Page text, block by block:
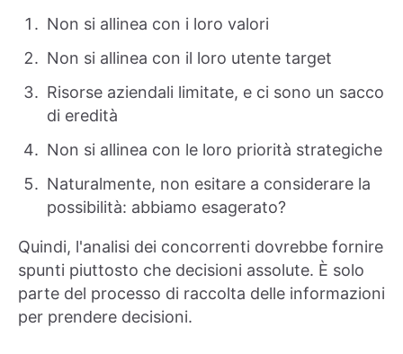
Non si allinea con i loro valori
Non si allinea con il loro utente target
Risorse aziendali limitate, e ci sono un sacco
di eredità
Non si allinea con le loro priorità strategiche
Naturalmente, non esitare a considerare la
possibilità: abbiamo esagerato?
Quindi, l'analisi dei concorrenti dovrebbe fornire
spunti piuttosto che decisioni assolute. È solo
parte del processo di raccolta delle informazioni
per prendere decisioni.